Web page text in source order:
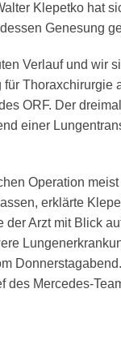
Klepetko hat
Genesung
Verlauf und wir
Thoraxchirurgie
ORF. Der
einer
Operation
erklärte
Arzt mit Blick
des Mercedes-